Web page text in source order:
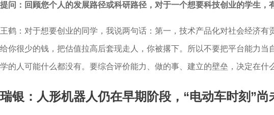
提问：回顾您个人的发展路径或科研路径，对于一个想要科技创业的学生，
王鹤：对于想要创业的同学，我说两句话：第一，技术产品化对社会经济
给你很少的钱，把估值拉高后套现走人，你被撂下。所以不要把平台能力
学的人可能什么都没有。要综合评价能力、做的事、建立的壁垒，决定在什
瑞银：人形机器人仍在早期阶段，“电动车时刻”尚